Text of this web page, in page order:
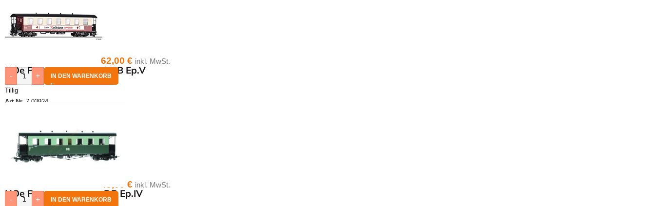
HOe Personenwagen HSB Ep.V
Tillig
Art.Nr. 7-03924
62,00€ inkl. MwSt.
-
+ IN DEN WARENKORB
HOe Personenwagen DR Ep.IV
49,00€ inkl. MwSt.
-
+ IN DEN WARENKORB